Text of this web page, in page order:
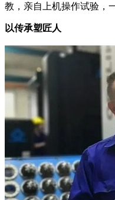
教，亲自上机操作试验，
以传承塑匠人